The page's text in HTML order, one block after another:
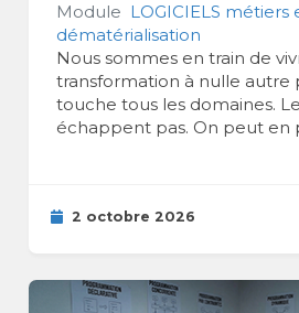
Module LOGICIELS métiers
dématérialisation
Nous sommes en train de
transformation à nulle autre
touche tous les domaines.
échappent pas. On peut en
2 octobre 2026